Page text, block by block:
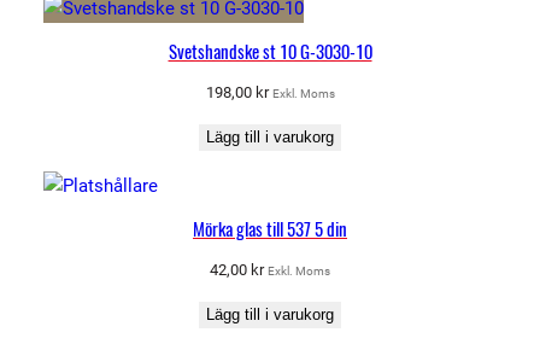
Svetshandske st 10 G-3030-10
198,00 kr Exkl. Moms
Lägg till i varukorg
Mörka glas till 537 5 din
42,00 kr Exkl. Moms
Lägg till i varukorg